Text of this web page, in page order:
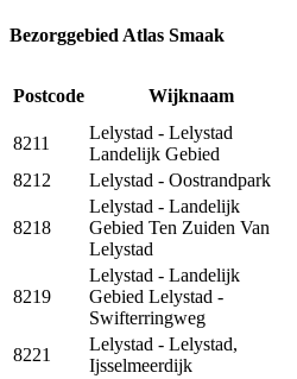
Bezorggebied Atlas Smaak
Postcode Wijknaam
8211
Lelystad - Lelystad
Landelijk Gebied
8212
Lelystad - Oostrandpark
8218
Lelystad - Landelijk
Gebied Ten Zuiden Van
Lelystad
8219
Lelystad - Landelijk
Gebied Lelystad -
Swifterringweg
8221
Lelystad - Lelystad,
Ijsselmeerdijk